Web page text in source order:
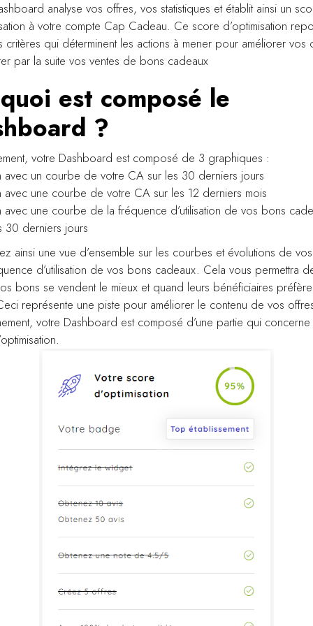
analyse vos offres, vos statistiques et établit ainsi un
à votre compte Cap Cadeau. Ce score d’optimisation
critères qui déterminent les actions à mener pour améliorer vos
par la suite vos ventes de bons cadeaux
est composé le
?
votre Dashboard est composé de 3 graphiques :
avec un courbe de votre CA sur les 30 derniers jours
avec une courbe de votre CA sur les 12 derniers mois
avec une courbe de la fréquence d’utilisation de vos bons
30 derniers jours
ainsi une vue d’ensemble sur les courbes et évolutions de
d’utilisation de vos bons cadeaux. Cela vous permettra
bons se vendent le mieux et quand leurs bénéficiaires
représente une piste pour améliorer le contenu de vos
votre Dashboard est composé d’une partie qui